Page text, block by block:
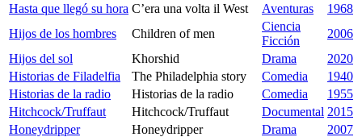
Hasta que llegó su hora C’era una volta il West Aventuras
1968
Hijos de los hombres
Children of men
Ciencia
Ficción
2006
Hijos del sol
Khorshid Drama
2020
Historias de Filadelfia
The Philadelphia story Comedia
1940
Historias de la radio
Historias de la radio Comedia
1955
Hitchcock/Truffaut
Hitchcock/Truffaut Documental 2015
Honeydripper
Honeydripper Drama
2007